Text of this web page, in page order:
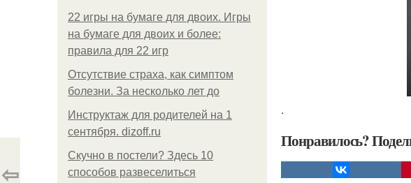
22 игры на бумаге для двоих. Игры
на бумаге для двоих и более:
правила для 22 игр
Отсутствие страха, как симптом
болезни. За несколько лет до
Инструктаж для родителей на 1
сентября. dizoff.ru
Скучно в постели? Здесь 10
способов развеселиться
.
Понравилось?
⇦